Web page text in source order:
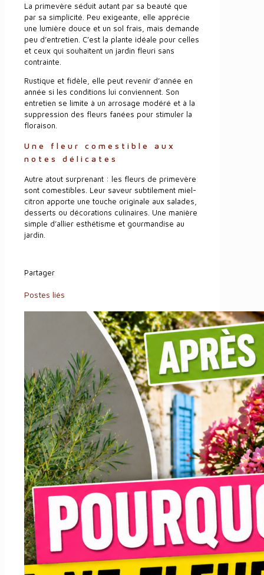
La primevère séduit autant par sa beauté que
par sa simplicité. Peu exigeante, elle apprécie
une lumière douce et un sol frais, mais demande
peu d’entretien. C’est la plante idéale pour celles
et ceux qui souhaitent un jardin fleuri sans
contrainte.
Rustique et fidèle, elle peut revenir d’année en
année si les conditions lui conviennent. Son
entretien se limite à un arrosage modéré et à la
suppression des fleurs fanées pour stimuler la
floraison.
Une fleur comestible aux
notes délicates
Autre atout surprenant : les fleurs de primevère
sont comestibles. Leur saveur subtilement miel-
citron apporte une touche originale aux salades,
desserts ou décorations culinaires. Une manière
simple d’allier esthétisme et gourmandise au
jardin.
Partager
Postes liés